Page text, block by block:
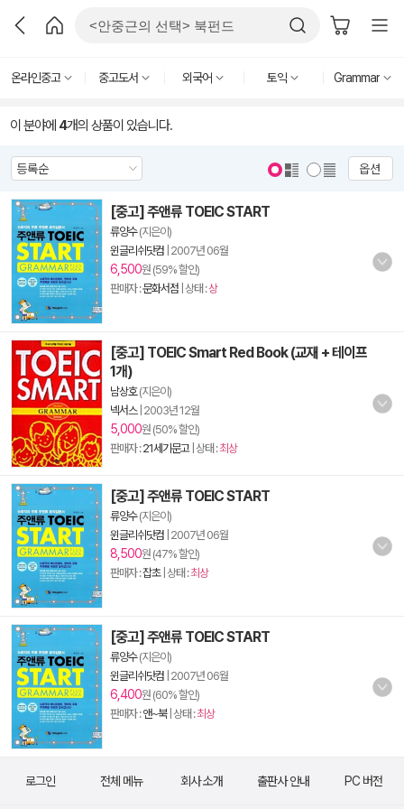
온라인중고 중고도서 외국어 토익 Grammar
이 분야에 4개의 상품이 있습니다.
옵션
[중고] 주앤류 TOEIC START
류양수(지은이)
윈글리쉬닷컴 2007년 06월
6,500원 (59% 할인)
판매자 :문화서점 | 상태 :상
[중고] TOEIC Smart Red Book (교재 + 테이프
1개)
남상호(지은이)
넥서스| 2003년 12월
5,000원 (50% 할인)
판매자 :21세기문고| 상태 :최상
[중고] 주앤류 TOEIC START
류양수(지은이)
윈글리쉬닷컴 2007년 06월
8,500원 (47% 할인)
판매자 :잡초| 상태 :최상
[중고] 주앤류 TOEIC START
류양수(지은이)
윈글리쉬닷컴 2007년 06월
6,400원 (60% 할인)
판매자 :앤~북| 상태 :최상
로그인 전체 메뉴 회사 소개 출판사 안내 PC 버전